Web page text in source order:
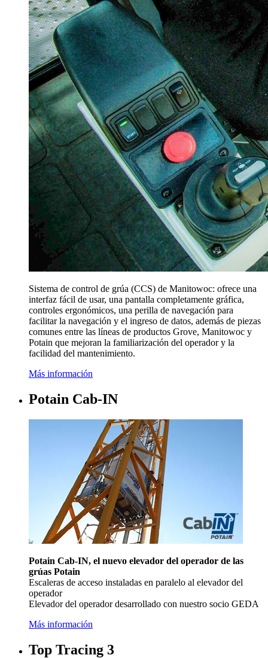
Sistema de control de grúa (CCS) de Manitowoc: ofrece una
interfaz fácil de usar, una pantalla completamente gráfica,
controles ergonómicos, una perilla de navegación para
facilitar la navegación y el ingreso de datos, además de piezas
comunes entre las líneas de productos Grove, Manitowoc y
Potain que mejoran la familiarización del operador y la
facilidad del mantenimiento.
Más información
Potain Cab-IN
Potain Cab-IN, el nuevo elevador del operador de las
grúas Potain
Escaleras de acceso instaladas en paralelo al elevador del
operador
Elevador del operador desarrollado con nuestro socio GEDA
Más información
Top Tracing 3